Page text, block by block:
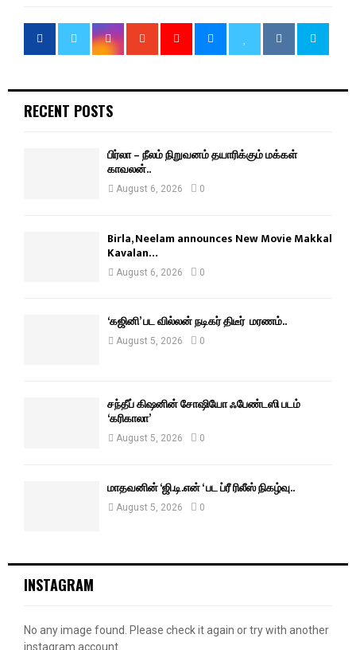
RECENT POSTS
பிர்லா – நீலம் நிறுவனம் தயாரிக்கும் மக்கள்
காவலன்..
August 6, 2026 0
Birla, Neelam announces New Movie Makkal
Kavalan…
August 6, 2026 0
‘கஜினி’ பட வில்லன் நடிகர் திடீர் மரணம்..
August 5, 2026 0
சந்தீப் கிஷனின் சோஷியோ ஃபேண்டஸி படம்
‘கரிகாலா’
August 5, 2026 0
மாதவனின் ‘ஜி.டி.என் ‘ பட ப்ரீ ரிலீஸ் நிகழ்வு..
August 5, 2026 0
INSTAGRAM
No any image found. Please check it again or try with another
instagram account.